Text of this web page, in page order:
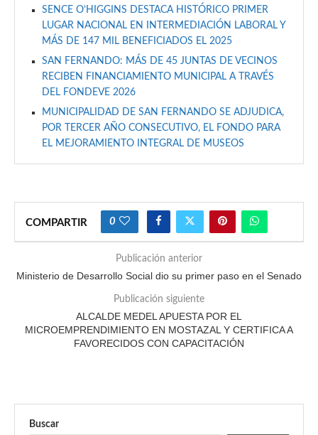
SENCE O’HIGGINS DESTACA HISTÓRICO PRIMER
LUGAR NACIONAL EN INTERMEDIACIÓN LABORAL Y
MÁS DE 147 MIL BENEFICIADOS EL 2025
SAN FERNANDO: MÁS DE 45 JUNTAS DE VECINOS
RECIBEN FINANCIAMIENTO MUNICIPAL A TRAVÉS
DEL FONDEVE 2026
MUNICIPALIDAD DE SAN FERNANDO SE ADJUDICA,
POR TERCER AÑO CONSECUTIVO, EL FONDO PARA
EL MEJORAMIENTO INTEGRAL DE MUSEOS
COMPARTIR 0
Publicación anterior
Ministerio de Desarrollo Social dio su primer paso en el Senado
Publicación siguiente
ALCALDE MEDEL APUESTA POR EL
MICROEMPRENDIMIENTO EN MOSTAZAL Y CERTIFICA A
FAVORECIDOS CON CAPACITACIÓN
Buscar